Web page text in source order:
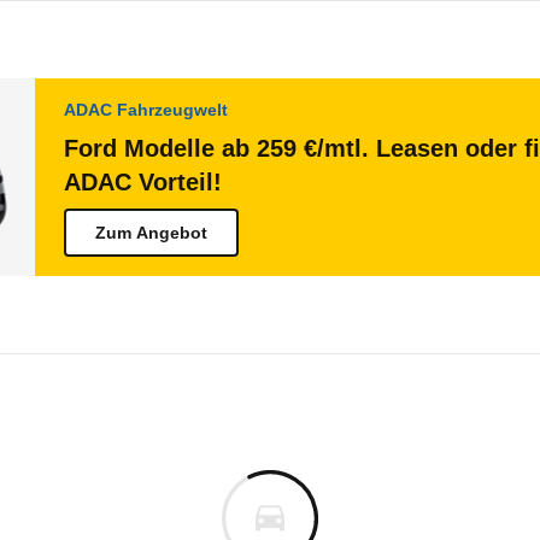
ADAC Fahrzeugwelt
Ford Modelle ab 259 €/mtl. Leasen oder
ADAC Vorteil!
Zum Angebot